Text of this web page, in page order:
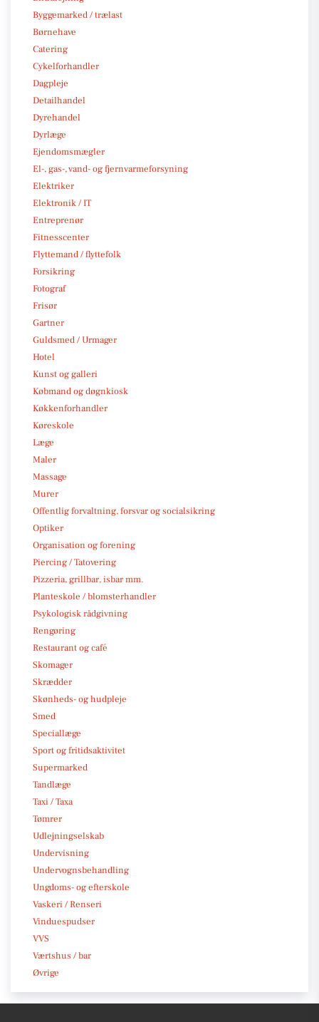
Byggemarked / trælast
Børnehave
Catering
Cykelforhandler
Dagpleje
Detailhandel
Dyrehandel
Dyrlæge
Ejendomsmægler
El-, gas-, vand- og fjernvarmeforsyning
Elektriker
Elektronik / IT
Entreprenør
Fitnesscenter
Flyttemand / flyttefolk
Forsikring
Fotograf
Frisør
Gartner
Guldsmed / Urmager
Hotel
Kunst og galleri
Købmand og døgnkiosk
Køkkenforhandler
Køreskole
Læge
Maler
Massage
Murer
Offentlig forvaltning, forsvar og socialsikring
Optiker
Organisation og forening
Piercing / Tatovering
Pizzeria, grillbar, isbar mm.
Planteskole / blomsterhandler
Psykologisk rådgivning
Rengøring
Restaurant og café
Skomager
Skrædder
Skønheds- og hudpleje
Smed
Speciallæge
Sport og fritidsaktivitet
Supermarked
Tandlæge
Taxi / Taxa
Tømrer
Udlejningselskab
Undervisning
Undervognsbehandling
Ungdoms- og efterskole
Vaskeri / Renseri
Vinduespudser
VVS
Værtshus / bar
Øvrige